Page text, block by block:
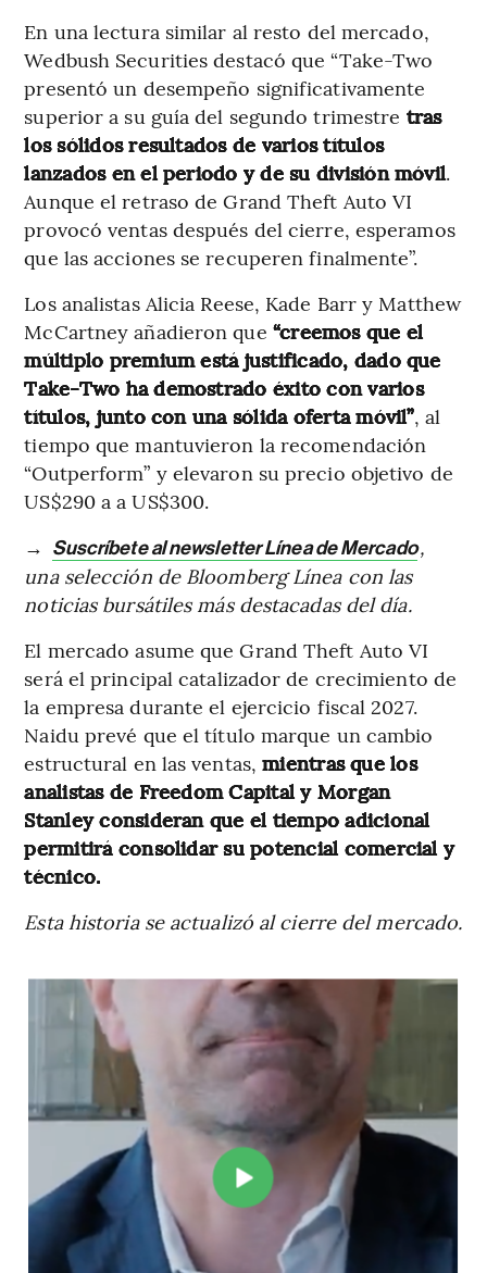
En una lectura similar al resto del mercado,
Wedbush Securities destacó que “Take-Two
presentó un desempeño significativamente
superior a su guía del segundo trimestre tras
los sólidos resultados de varios títulos
lanzados en el periodo y de su división móvil.
Aunque el retraso de Grand Theft Auto VI
provocó ventas después del cierre, esperamos
que las acciones se recuperen finalmente”.
Los analistas Alicia Reese, Kade Barr y Matthew
McCartney añadieron que “creemos que el
múltiplo premium está justificado, dado que
Take-Two ha demostrado éxito con varios
títulos, junto con una sólida oferta móvil”, al
tiempo que mantuvieron la recomendación
“Outperform” y elevaron su precio objetivo de
US$290 a a US$300.
→ Suscríbete al newsletter Línea de Mercado,
una selección de Bloomberg Línea con las
noticias bursátiles más destacadas del día.
El mercado asume que Grand Theft Auto VI
será el principal catalizador de crecimiento de
la empresa durante el ejercicio fiscal 2027.
Naidu prevé que el título marque un cambio
estructural en las ventas,mientras que los
analistas de Freedom Capital y Morgan
Stanley consideran que el tiempo adicional
permitirá consolidar su potencial comercial y
técnico.
Esta historia se actualizó al cierre del mercado.